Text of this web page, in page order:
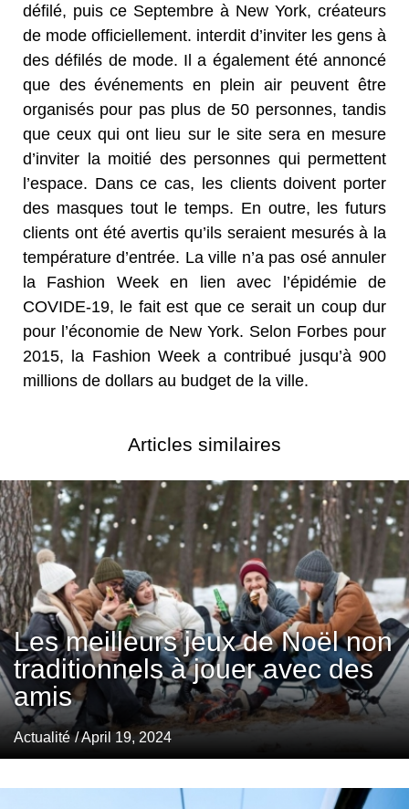
défilé, puis ce Septembre à New York, créateurs
de mode officiellement. interdit d’inviter les gens à
des défilés de mode. Il a également été annoncé
que des événements en plein air peuvent être
organisés pour pas plus de 50 personnes, tandis
que ceux qui ont lieu sur le site sera en mesure
d’inviter la moitié des personnes qui permettent
l’espace. Dans ce cas, les clients doivent porter
des masques tout le temps. En outre, les futurs
clients ont été avertis qu’ils seraient mesurés à la
température d’entrée. La ville n’a pas osé annuler
la Fashion Week en lien avec l’épidémie de
COVIDE-19, le fait est que ce serait un coup dur
pour l’économie de New York. Selon Forbes pour
2015, la Fashion Week a contribué jusqu’à 900
millions de dollars au budget de la ville.
Articles similaires
Les meilleurs jeux de Noël non
traditionnels à jouer avec des
amis
Actualité / April 19, 2024